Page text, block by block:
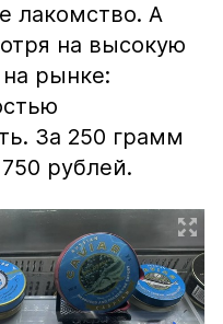
лакомство. А
на высокую
рынке:
За 250 грамм
рублей.